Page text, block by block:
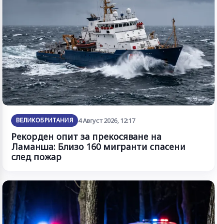
ВЕЛИКОБРИТАНИЯ 4 Август 2026, 12:17
Рекорден опит за прекосяване на
Ламанша: Близо 160 мигранти спасени
след пожар